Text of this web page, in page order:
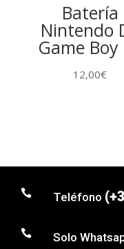
Batería
Nintendo
Game Boy
12,00€
 Teléfono
 Solo